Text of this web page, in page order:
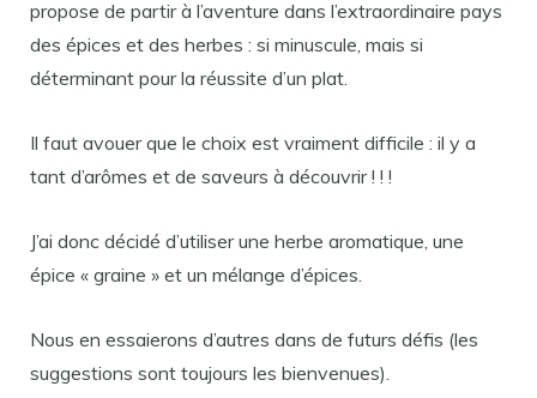
propose de partir à l’aventure dans l’extraordinaire pays
des épices et des herbes : si minuscule, mais si
déterminant pour la réussite d’un plat.
Il faut avouer que le choix est vraiment difficile : il y a
tant d’arômes et de saveurs à découvrir ! ! !
J’ai donc décidé d’utiliser une herbe aromatique, une
épice « graine » et un mélange d’épices.
Nous en essaierons d’autres dans de futurs défis (les
suggestions sont toujours les bienvenues).